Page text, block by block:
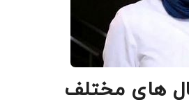
های مختلف